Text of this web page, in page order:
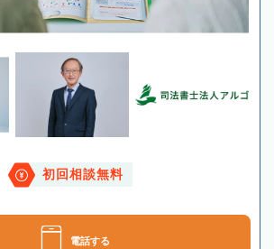
初回相談無料
電話する